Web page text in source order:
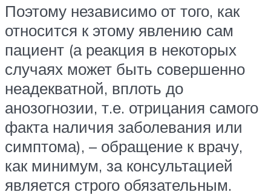
Поэтому независимо от того, как
относится к этому явлению сам
пациент (а реакция в некоторых
случаях может быть совершенно
неадекватной, вплоть до
анозогнозии, т.е. отрицания самого
факта наличия заболевания или
симптома), – обращение к врачу,
как минимум, за консультацией
является строго обязательным.